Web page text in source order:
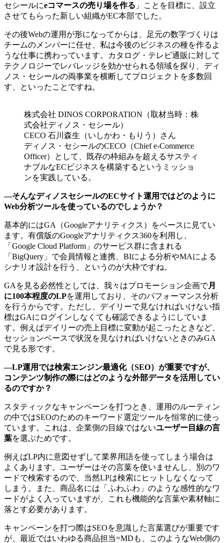
セシールにeコマースの売り場を作る 」ことを目標に、設立
させてもらった新しい組織がEC本部でした。
その後Webの運用が形になってからは、足元の数字づくりは
チームのメンバーに任せ、私は今後のビジネスの種を作るよ
うな仕事に携わっています。カタログ・テレビ通販に対して
テクノロジーでレバレッジを効かせられる領域を探り、ディ
ノス・セシールの両事業を横断してプロジェクトを多数回
す、といったことですね。
株式会社 DINOS CORPORATION（取材当時：株
式会社ディノス・セシール）
CECO 石川森生（いしかわ・もりう）さん
ディノス・セシールのCECO（Chief e-Commerce
Officer）として、既存の枠組みを超えるサスティ
ナブルなECビジネスを構築するというミッショ
ンを実践している。
―そんなディノスセシールのECサイト運用ではどのように
Web分析ツールを使っているのでしょうか？
基本的にはGA（Googleアナリティクス）をベースに見てい
ます。有償版のGoogleアナリティクス360を利用し、
「Google Cloud Platform」のサービス群に含まれる
「BigQuery」で会員情報と連携、BIによる分析やMAによる
シナリオ設計を行う、というのが大枠ですね。
GAを見る必然性としては、我々はプロモーション企画で月
に100本程度のLPを運用しており、そのパフォーマンス分析
を行うからです。ただし、デイリーで見なければいけない指
標はGAにログインしなくても確認できるようにしていま
す。例えばデイリーの売上目標に変動が起こったときなど、
セッションベースで状況を見なければいけないときのみGA
で見る形です。
―LP運用では検索エンジン最適化（SEO）が重要ですが、
コンテンツ制作の際にはどのような外部データを活用してい
るのですか？
スタティックなキャンペーンを打つとき、運用のルーティン
の中ではSEOのためのキーワード選定ツールを恒常的に使っ
ています。これは、企業側の目線ではないユーザー目線の言
葉を選ぶためです。
例えばLP内に意図せずして業界用語を使ってしまう場合は
よくあります。ユーザーはその言葉を使いませんし、別のワ
ードで検索するので、当然LPは検索にヒットしなくなって
しまう。また、商品名には「ふわふわ」のような感性的なワ
ードがよく入っていますが、これも機能的な言葉や素材軸に
落とす必要があります。
キャンペーンを打つ際はSEOを意識した言葉選びが重要です
が、最近ではいわゆる商品担当=MDも、このようなWeb側の